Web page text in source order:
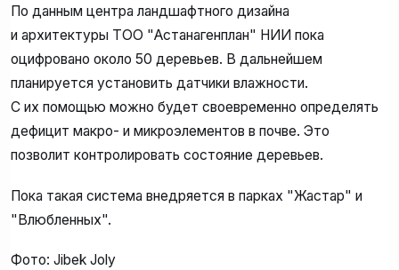
По данным центра ландшафтного дизайна
и архитектуры ТОО "Астанагенплан" НИИ пока
оцифровано около 50 деревьев. В дальнейшем
планируется установить датчики влажности.
С их помощью можно будет своевременно определять
дефицит макро- и микроэлементов в почве. Это
позволит контролировать состояние деревьев.
Пока такая система внедряется в парках "Жастар" и
"Влюбленных".
Фото: Jibek Joly